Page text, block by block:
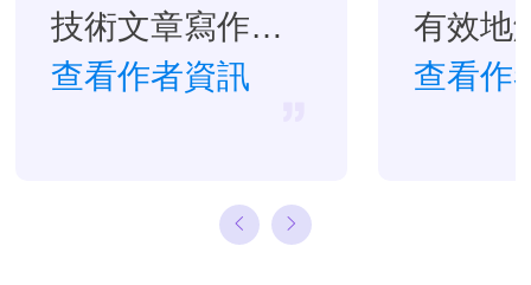
技術文章寫作經
驗。目前，寫過
理或備份還原相
查看作者資訊
有效地
題。…
查看作